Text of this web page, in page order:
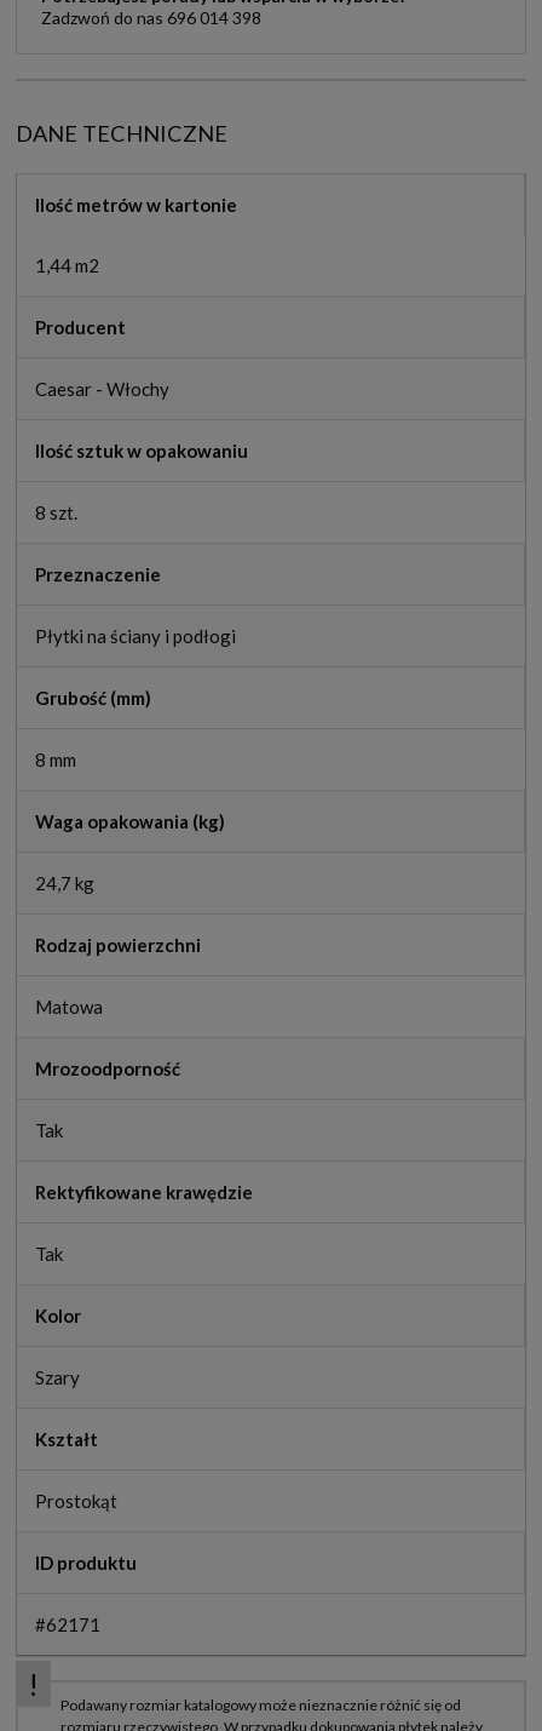
Zadzwoń do nas 696 014 398
DANE TECHNICZNE
Ilość metrów w kartonie
1,44 m2
Producent
Caesar - Włochy
Ilość sztuk w opakowaniu
8 szt.
Przeznaczenie
Płytki na ściany i podłogi
Grubość (mm)
8 mm
Waga opakowania (kg)
24,7 kg
Rodzaj powierzchni
Matowa
Mrozoodporność
Tak
Rektyfikowane krawędzie
Tak
Kolor
Szary
Kształt
Prostokąt
ID produktu
#62171